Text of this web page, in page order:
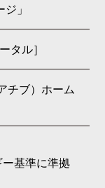
」
タル］
チブ）ホーム
ー基準に準拠